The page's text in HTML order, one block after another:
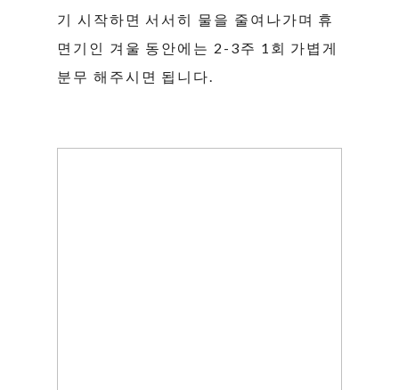
기 시작하면 서서히 물을 줄여나가며 휴
면기인 겨울 동안에는 2-3주 1회 가볍게
분무 해주시면 됩니다.